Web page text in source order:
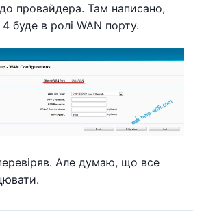
провайдера. Там написано,
буде в ролі WAN порту.
Але думаю, що все